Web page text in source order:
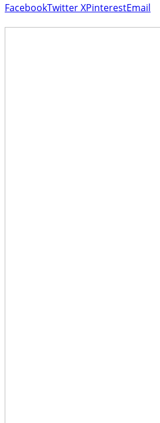
FacebookTwitter XPinterestEmail